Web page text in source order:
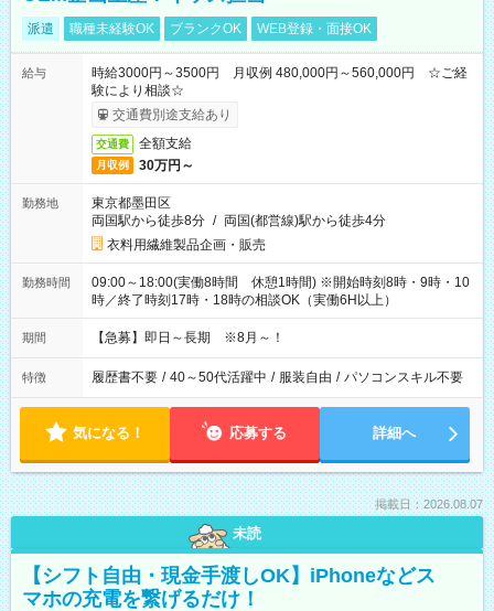
派遣 職種未経験OK ブランクOK WEB登録・面接OK
給与
時給3000円～3500円 月収例 480,000円～560,000円 ☆ご経
験により相談☆
交通費別途支給あり
交通費 全額支給
月収例 30万円～
勤務地
東京都墨田区
両国駅から徒歩8分 / 両国(都営線)駅から徒歩4分
衣料用繊維製品企画・販売
勤務時間
09:00～18:00(実働8時間 休憩1時間) ※開始時刻8時・9時・10
時／終了時刻17時・18時の相談OK（実働6H以上）
期間 【急募】即日～長期 ※8月～！
特徴 履歴書不要 / 40～50代活躍中 / 服装自由 / パソコンスキル不要
気になる！ 応募する 詳細へ
掲載日：2026.08.07
未読
【シフト自由・現金手渡しOK】iPhoneなどス
マホの充電を繋げるだけ！